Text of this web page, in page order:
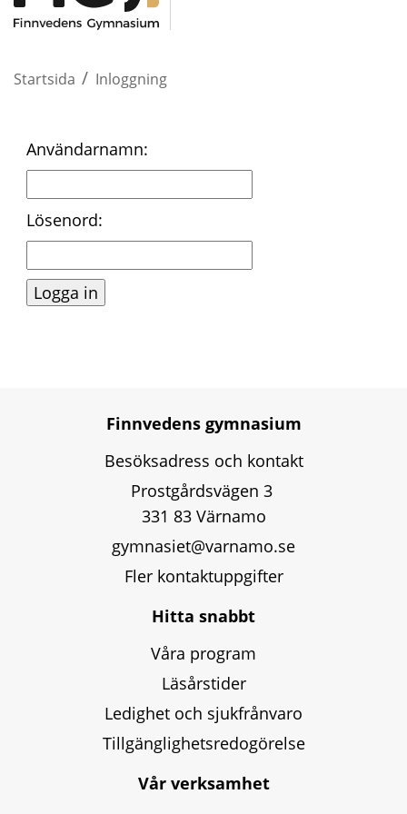
Startsida / Inloggning
Inloggning
Användarnamn:
Lösenord:
Finnvedens gymnasium
Besöksadress och kontakt
Prostgårdsvägen 3
331 83 Värnamo
gymnasiet@varnamo.se
Fler kontaktuppgifter
Hitta snabbt
Våra program
Läsårstider
Ledighet och sjukfrånvaro
Tillgänglighetsredogörelse
Vår verksamhet